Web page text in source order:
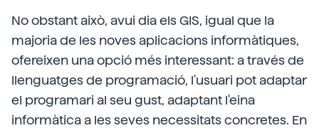
No obstant això, avui dia els GIS, igual que la
majoria de les noves aplicacions informàtiques,
ofereixen una opció més interessant: a través de
llenguatges de programació, l'usuari pot adaptar
el programari al seu gust, adaptant l'eina
informàtica a les seves necessitats concretes. En